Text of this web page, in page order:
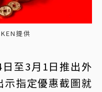
提供
至3月1日推出外
指定優惠截圖就